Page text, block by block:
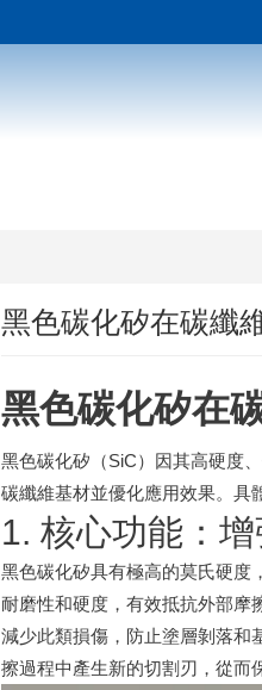
黑色碳化矽在碳纖
黑色碳化矽在
黑色碳化矽（SiC）因其高硬度
碳纖維基材並優化應用效果。具
1. 核心功能：
黑色碳化矽具有極高的莫氏硬度
耐磨性和硬度，有效抵抗外部摩
減少此類損傷，防止塗層剝落和
擦過程中產生新的切割刃，從而